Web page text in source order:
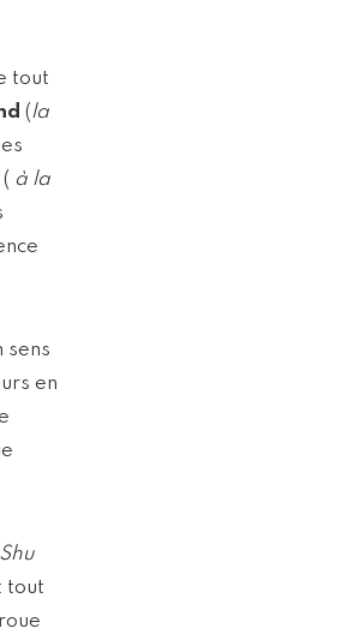
tout
(la
à la
sens
en
tout